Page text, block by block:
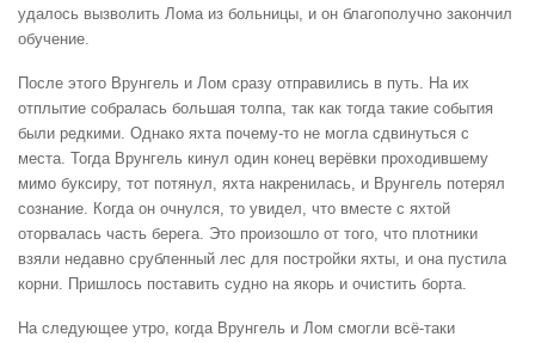
удалось вызволить Лома из больницы, и он благополучно закончил
обучение.
После этого Врунгель и Лом сразу отправились в путь. На их
отплытие собралась большая толпа, так как тогда такие события
были редкими. Однако яхта почему-то не могла сдвинуться с
места. Тогда Врунгель кинул один конец верёвки проходившему
мимо буксиру, тот потянул, яхта накренилась, и Врунгель потерял
сознание. Когда он очнулся, то увидел, что вместе с яхтой
оторвалась часть берега. Это произошло от того, что плотники
взяли недавно срубленный лес для постройки яхты, и она пустила
корни. Пришлось поставить судно на якорь и очистить борта.
На следующее утро, когда Врунгель и Лом смогли всё-таки